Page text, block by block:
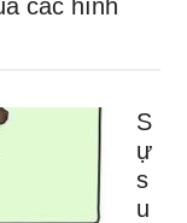
các hình
S
ự
s
u